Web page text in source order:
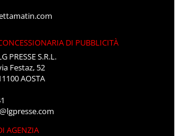
DI PUBBLICITÀ
PRESSE S.R.L.
Festaz, 52
AOSTA
AGENZIA